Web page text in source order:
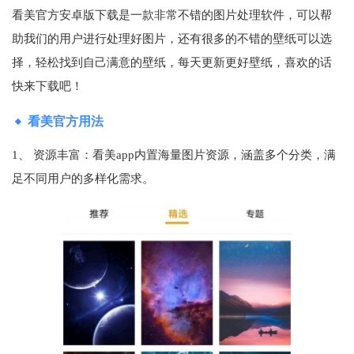
看美官方安卓版下载是一款非常不错的图片处理软件，可以帮
助我们的用户进行处理好图片，还有很多的不错的壁纸可以选
择，轻松找到自己满意的壁纸，每天更新更好壁纸，喜欢的话
快来下载吧！
看美官方用法
1、 资源丰富：看美app内置海量图片资源，涵盖多个分类，满
足不同用户的多样化需求。